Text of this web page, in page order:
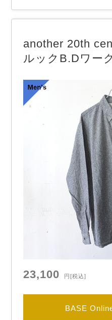
トロール）より デニム
綿を多く含む空紡糸を
another 20th
ルックB.Dワー
y）
23,100 円[税込]
BASE